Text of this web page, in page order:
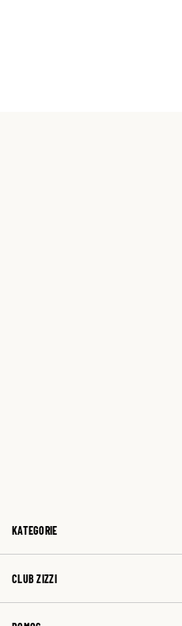
KATEGORIE
CLUB ZIZZI